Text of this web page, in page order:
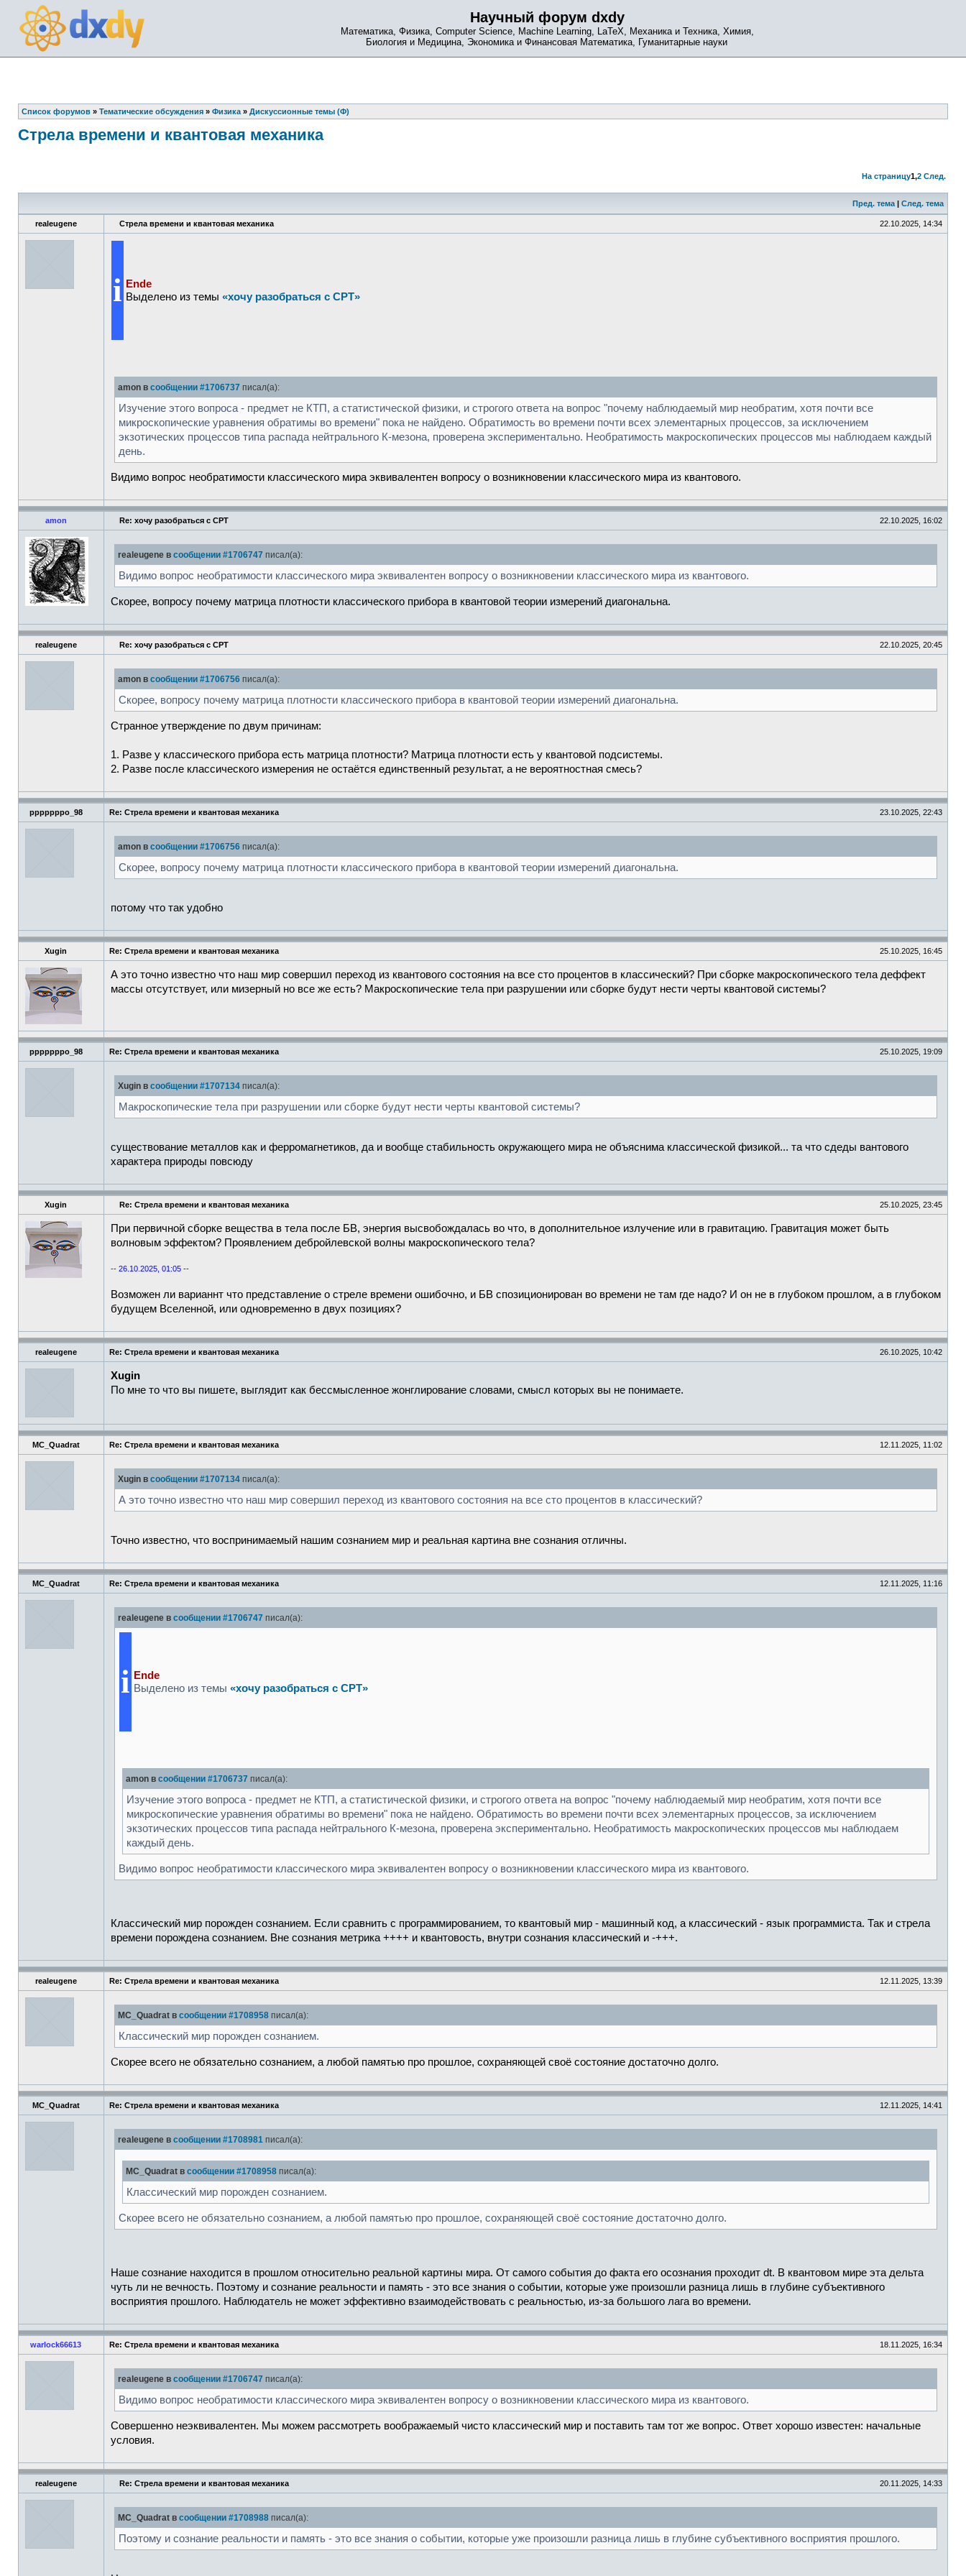
Научный форум dxdy
Математика, Физика, Computer Science, Machine Learning, LaTeX, Механика и Техника, Химия,
Биология и Медицина, Экономика и Финансовая Математика, Гуманитарные науки
Список форумов » Тематические обсуждения » Физика » Дискуссионные темы (Ф)
Стрела времени и квантовая механика
На страницу1,2 След.
Пред. тема | След. тема
realeugene Стрела времени и квантовая механика 22.10.2025, 14:34
i Ende
Выделено из темы «хочу разобраться с CPT»
amon в сообщении #1706737 писал(а):
Изучение этого вопроса - предмет не КТП, а статистической физики, и строгого ответа на вопрос "почему наблюдаемый мир необратим, хотя почти все
микроскопические уравнения обратимы во времени" пока не найдено. Обратимость во времени почти всех элементарных процессов, за исключением
экзотических процессов типа распада нейтрального К-мезона, проверена экспериментально. Необратимость макроскопических процессов мы наблюдаем каждый
день.
Видимо вопрос необратимости классического мира эквивалентен вопросу о возникновении классического мира из квантового.
amon Re: хочу разобраться с CPT 22.10.2025, 16:02
realeugene в сообщении #1706747 писал(а):
Видимо вопрос необратимости классического мира эквивалентен вопросу о возникновении классического мира из квантового.
Скорее, вопросу почему матрица плотности классического прибора в квантовой теории измерений диагональна.
realeugene Re: хочу разобраться с CPT 22.10.2025, 20:45
amon в сообщении #1706756 писал(а):
Скорее, вопросу почему матрица плотности классического прибора в квантовой теории измерений диагональна.
Странное утверждение по двум причинам:
1. Разве у классического прибора есть матрица плотности? Матрица плотности есть у квантовой подсистемы.
2. Разве после классического измерения не остаётся единственный результат, а не вероятностная смесь?
pppppppo_98 Re: Стрела времени и квантовая механика 23.10.2025, 22:43
amon в сообщении #1706756 писал(а):
Скорее, вопросу почему матрица плотности классического прибора в квантовой теории измерений диагональна.
потому что так удобно
Xugin Re: Стрела времени и квантовая механика 25.10.2025, 16:45
А это точно известно что наш мир совершил переход из квантового состояния на все сто процентов в классический? При сборке макроскопического тела деффект
массы отсутствует, или мизерный но все же есть? Макроскопические тела при разрушении или сборке будут нести черты квантовой системы?
pppppppo_98 Re: Стрела времени и квантовая механика 25.10.2025, 19:09
Xugin в сообщении #1707134 писал(а):
Макроскопические тела при разрушении или сборке будут нести черты квантовой системы?
существование металлов как и ферромагнетиков, да и вообще стабильность окружающего мира не объяснима классической физикой... та что сдеды вантового
характера природы повсюду
Xugin Re: Стрела времени и квантовая механика 25.10.2025, 23:45
При первичной сборке вещества в тела после БВ, энергия высвобождалась во что, в дополнительное излучение или в гравитацию. Гравитация может быть
волновым эффектом? Проявлением дебройлевской волны макроскопического тела?
-- 26.10.2025, 01:05 --
Возможен ли варианнт что представление о стреле времени ошибочно, и БВ спозиционирован во времени не там где надо? И он не в глубоком прошлом, а в глубоком
будущем Вселенной, или одновременно в двух позициях?
realeugene Re: Стрела времени и квантовая механика 26.10.2025, 10:42
Xugin
По мне то что вы пишете, выглядит как бессмысленное жонглирование словами, смысл которых вы не понимаете.
MC_Quadrat Re: Стрела времени и квантовая механика 12.11.2025, 11:02
Xugin в сообщении #1707134 писал(а):
А это точно известно что наш мир совершил переход из квантового состояния на все сто процентов в классический?
Точно известно, что воспринимаемый нашим сознанием мир и реальная картина вне сознания отличны.
MC_Quadrat Re: Стрела времени и квантовая механика 12.11.2025, 11:16
realeugene в сообщении #1706747 писал(а):
i Ende
Выделено из темы «хочу разобраться с CPT»
amon в сообщении #1706737 писал(а):
Изучение этого вопроса - предмет не КТП, а статистической физики, и строгого ответа на вопрос "почему наблюдаемый мир необратим, хотя почти все
микроскопические уравнения обратимы во времени" пока не найдено. Обратимость во времени почти всех элементарных процессов, за исключением
экзотических процессов типа распада нейтрального К-мезона, проверена экспериментально. Необратимость макроскопических процессов мы наблюдаем
каждый день.
Видимо вопрос необратимости классического мира эквивалентен вопросу о возникновении классического мира из квантового.
Классический мир порожден сознанием. Если сравнить с программированием, то квантовый мир - машинный код, а классический - язык программиста. Так и стрела
времени порождена сознанием. Вне сознания метрика ++++ и квантовость, внутри сознания классический и -+++.
realeugene Re: Стрела времени и квантовая механика 12.11.2025, 13:39
MC_Quadrat в сообщении #1708958 писал(а):
Классический мир порожден сознанием.
Скорее всего не обязательно сознанием, а любой памятью про прошлое, сохраняющей своё состояние достаточно долго.
MC_Quadrat Re: Стрела времени и квантовая механика 12.11.2025, 14:41
realeugene в сообщении #1708981 писал(а):
MC_Quadrat в сообщении #1708958 писал(а):
Классический мир порожден сознанием.
Скорее всего не обязательно сознанием, а любой памятью про прошлое, сохраняющей своё состояние достаточно долго.
Наше сознание находится в прошлом относительно реальной картины мира. От самого события до факта его осознания проходит dt. В квантовом мире эта дельта
чуть ли не вечность. Поэтому и сознание реальности и память - это все знания о событии, которые уже произошли разница лишь в глубине субъективного
восприятия прошлого. Наблюдатель не может эффективно взаимодействовать с реальностью, из-за большого лага во времени.
warlock66613 Re: Стрела времени и квантовая механика 18.11.2025, 16:34
realeugene в сообщении #1706747 писал(а):
Видимо вопрос необратимости классического мира эквивалентен вопросу о возникновении классического мира из квантового.
Совершенно неэквивалентен. Мы можем рассмотреть воображаемый чисто классический мир и поставить там тот же вопрос. Ответ хорошо известен: начальные
условия.
realeugene Re: Стрела времени и квантовая механика 20.11.2025, 14:33
MC_Quadrat в сообщении #1708988 писал(а):
Поэтому и сознание реальности и память - это все знания о событии, которые уже произошли разница лишь в глубине субъективного восприятия прошлого.